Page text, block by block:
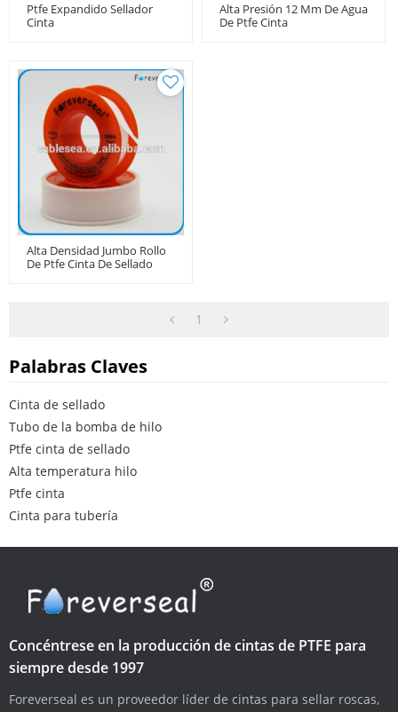
Ptfe Expandido Sellador
Cinta
Alta Presión 12 Mm De Agua
De Ptfe Cinta
Alta Densidad Jumbo Rollo
De Ptfe Cinta De Sellado
1
Palabras Claves
Cinta de sellado
Tubo de la bomba de hilo
Ptfe cinta de sellado
Alta temperatura hilo
Ptfe cinta
Cinta para tubería
Concéntrese en la producción de cintas de PTFE para
siempre desde 1997
Foreverseal es un proveedor líder de cintas para sellar roscas,